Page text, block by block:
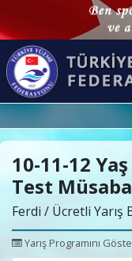
10-11-12
Test
Ferdi / Ücretli Yarış
Yarış Programını